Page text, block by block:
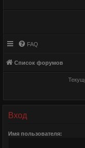
FAQ
Список форумов
Вход
Имя пользователя: